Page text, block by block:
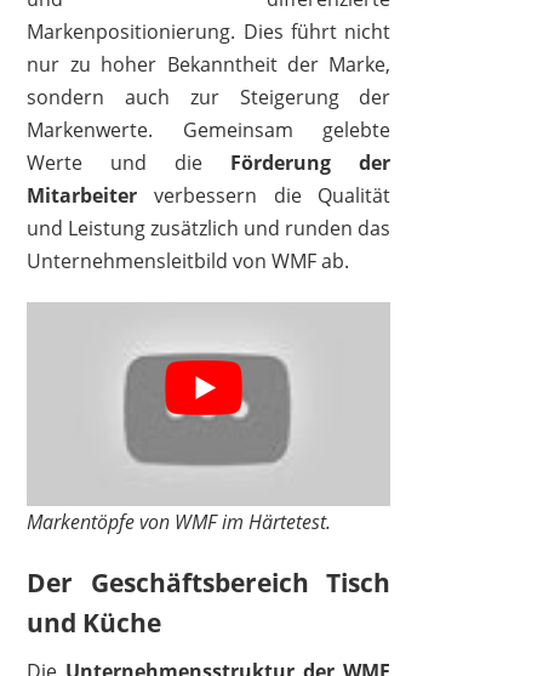
WMF
15,99 €
Markenpositionierung. Dies führt nicht
nur zu hoher Bekanntheit der Marke,
sondern auch zur Steigerung der
Markenwerte. Gemeinsam gelebte
Werte und die Förderung der
Mitarbeiter verbessern die Qualität
und Leistung zusätzlich und runden das
Unternehmensleitbild von WMF ab.
Markentöpfe von WMF im Härtetest.
Der Geschäftsbereich Tisch
und Küche